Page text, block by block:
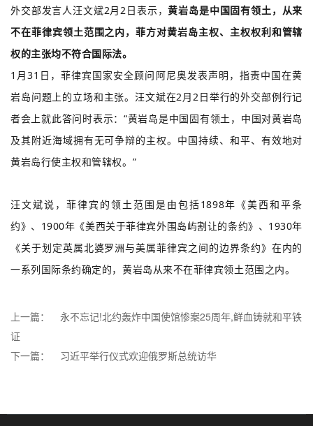
外交部发言人汪文斌2月2日表示，黄岩岛是中国固有领土，从来
不在菲律宾领土范围之内，菲方对黄岩岛主权、主权权利和管辖
权的主张均不符合国际法。
1月31日，菲律宾国家安全顾问阿尼奥发表声明，指责中国在黄
岩岛问题上的立场和主张。汪文斌在2月2日举行的外交部例行记
者会上就此答问时表示：“黄岩岛是中国固有领土，中国对黄岩岛
及其附近海域拥有无可争辩的主权。中国持续、和平、有效地对
黄岩岛行使主权和管辖权。”
汪文斌说，菲律宾的领土范围是由包括1898年《美西和平条
约》、1900年《美西关于菲律宾外围岛屿割让的条约》、1930年
《关于划定英属北婆罗洲与美属菲律宾之间的边界条约》在内的
一系列国际条约确定的，黄岩岛从来不在菲律宾领土范围之内。
上一篇：
永不忘记!北约轰炸中国使馆惨案25周年,鲜血铸就和平铁
证
下一篇：
习近平举行仪式欢迎俄罗斯总统访华